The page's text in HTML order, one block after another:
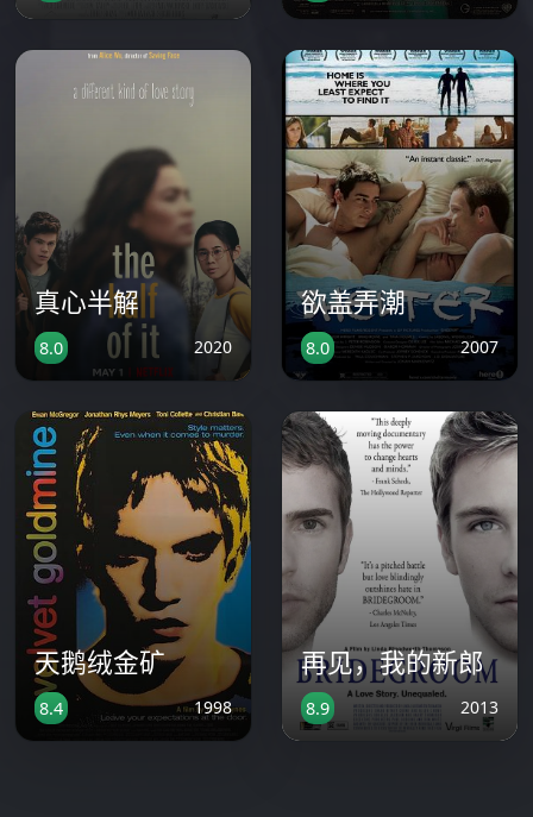
真心半解
8.0 2020
欲盖弄潮
8.0 2007
天鹅绒金矿
8.4 1998
再见，我的新郎
8.9 2013